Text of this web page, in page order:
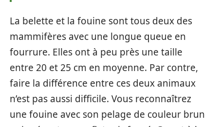
La belette et la fouine sont tous deux des
mammifères avec une longue queue en
fourrure. Elles ont à peu près une taille
entre 20 et 25 cm en moyenne. Par contre,
faire la différence entre ces deux animaux
n’est pas aussi difficile. Vous reconnaîtrez
une fouine avec son pelage de couleur brun